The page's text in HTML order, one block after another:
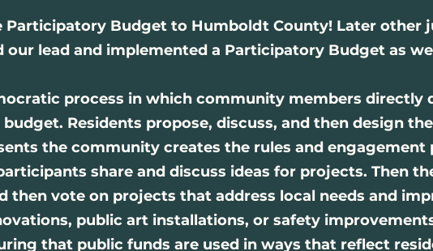
Budget to Humboldt County! Later other
lead and implemented a Participatory Budget as
process in which community members directly
Residents propose, discuss, and then design
the community creates the rules and engagement
share and discuss ideas for projects. Then
then vote on projects that address local needs and
public art installations, or safety
that public funds are used in ways that reflect